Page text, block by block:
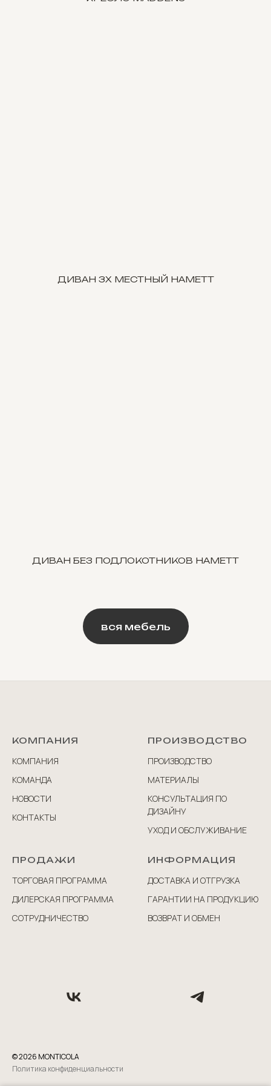
ДИВАН 3Х МЕСТНЫЙ HAMETT
ДИВАН БЕЗ ПОДЛОКОТНИКОВ HAMETT
вся мебель
КОМПАНИЯ
КОМПАНИЯ
КОМАНДА
НОВОСТИ
КОНТАКТЫ
ПРОИЗВОДСТВО
ПРОИЗВОДСТВО
МАТЕРИАЛЫ
КОНСУЛЬТАЦИЯ ПО
ДИЗАЙНУ
УХОД И ОБСЛУЖИВАНИЕ
ПРОДАЖИ
ТОРГОВАЯ ПРОГРАММА
ДИЛЕРСКАЯ ПРОГРАММА
СОТРУДНИЧЕСТВО
ИНФОРМАЦИЯ
ДОСТАВКА И ОТГРУЗКА
ГАРАНТИИ НА ПРОДУКЦИЮ
ВОЗВРАТ И ОБМЕН
©2026 MONTICOLA
Политика конфиденциальности